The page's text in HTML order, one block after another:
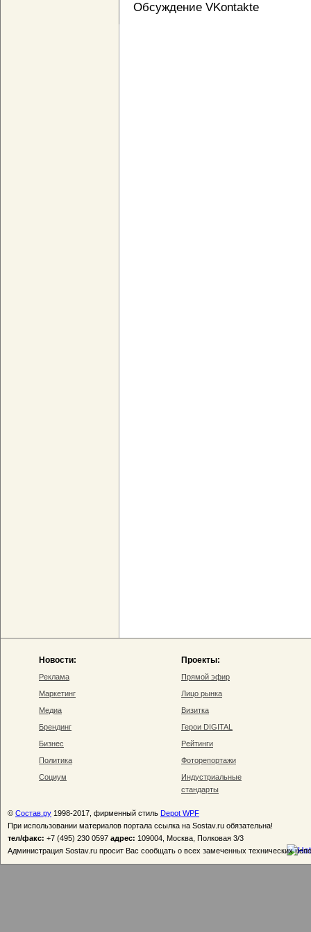
Обсуждение VKontakte
Новости:
Реклама
Маркетинг
Медиа
Брендинг
Бизнес
Политика
Социум
Проекты:
Прямой эфир
Лицо рынка
Визитка
Герои DIGITAL
Рейтинги
Фоторепортажи
Индустриальные
стандарты
© Состав.ру 1998-2017, фирменный стиль Depot WPF
При использовании материалов портала ссылка на Sostav.ru обязательна!
тел/факс: +7 (495) 230 0597 адрес: 109004, Москва, Полковая 3/3
Администрация Sostav.ru просит Вас сообщать о всех замеченных технических